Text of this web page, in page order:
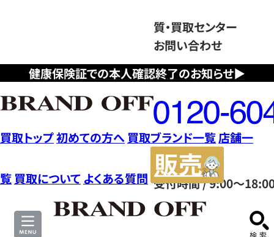
健康保険証での本人確認終了のお知らせ▶
質・買取センター
お問い合わせ
フ
リ
ー
ダ
イ
ヤ
ル
0120604117
受付時間 / 9:00～
買取トップ初めての方へ 買取ブランド一覧店舗一
覧 買取について よくある質問
サ